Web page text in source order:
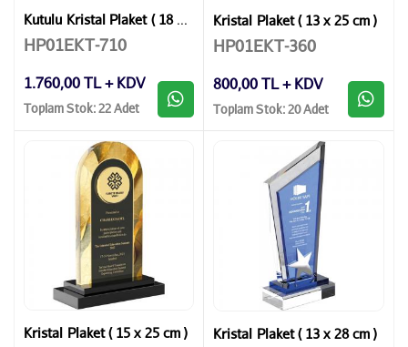
Kutulu Kristal Plaket ( 18 x 24 cm )
HP01EKT-710
1.760,00 TL + KDV
Toplam Stok: 22 Adet
Kristal Plaket ( 13 x 25 cm )
HP01EKT-360
800,00 TL + KDV
Toplam Stok: 20 Adet
Kristal Plaket ( 15 x 25 cm ) Kristal Plaket ( 13 x 28 cm )